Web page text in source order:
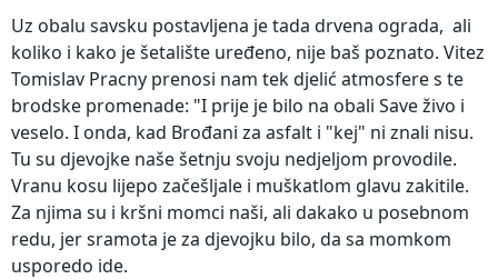
Uz obalu savsku postavljena je tada drvena ograda, ali
koliko i kako je šetalište uređeno, nije baš poznato. Vitez
Tomislav Pracny prenosi nam tek djelić atmosfere s te
brodske promenade: "I prije je bilo na obali Save živo i
veselo. I onda, kad Brođani za asfalt i "kej" ni znali nisu.
Tu su djevojke naše šetnju svoju nedjeljom provodile.
Vranu kosu lijepo začešljale i muškatlom glavu zakitile.
Za njima su i kršni momci naši, ali dakako u posebnom
redu, jer sramota je za djevojku bilo, da sa momkom
usporedo ide.